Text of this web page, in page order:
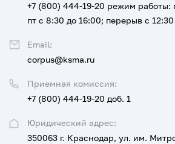
Юридический адрес:
350063 г. Краснодар, ул. им.
Приемная комиссия:
+7 (800) 444-19-20 доб. 1
+7 (800) 444-19-20 режим работы:
пт с 8:30 до 16:00; перерыв с
Email:
corpus@ksma.ru